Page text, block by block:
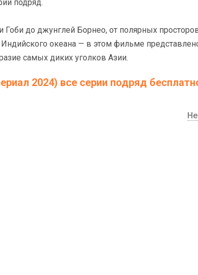
подряд.
Гоби до джунглей Борнео, от полярных
океана — в этом фильме
самых диких уголков Азии.
2024) все серии подряд